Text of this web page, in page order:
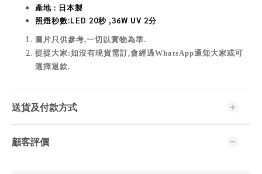
產地 : 日本製
照燈秒數:LED 20秒 ,36W UV 2分
圖片只供參考,一切以實物為準.
提提大家:如沒有現貨需訂,會經過WhatsApp通知大家或可
選擇退款.
送貨及付款方式
顧客評價